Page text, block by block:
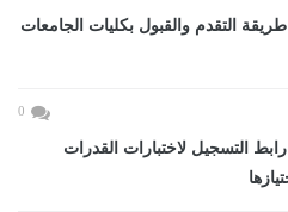
الجامعات 2026.. طريقة التقدم والقبول بكليات الجامعات
0
الجامعات 2026.. رابط التسجيل لاختبارات القدرات